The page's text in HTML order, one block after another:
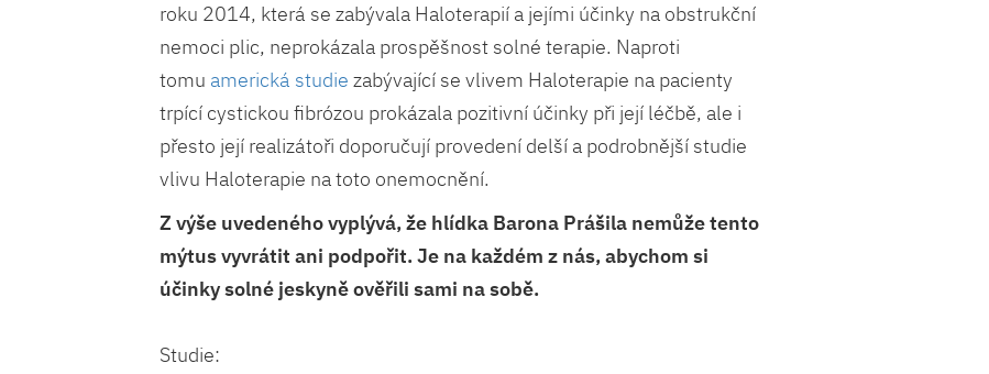
roku 2014, která se zabývala Haloterapií a jejími účinky na obstrukční
nemoci plic, neprokázala prospěšnost solné terapie. Naproti
tomu americká studie zabývající se vlivem Haloterapie na pacienty
trpící cystickou fibrózou prokázala pozitivní účinky při její léčbě, ale i
přesto její realizátoři doporučují provedení delší a podrobnější studie
vlivu Haloterapie na toto onemocnění.
Z výše uvedeného vyplývá, že hlídka Barona Prášila nemůže tento
mýtus vyvrátit ani podpořit. Je na každém z nás, abychom si
účinky solné jeskyně ověřili sami na sobě.
Studie: